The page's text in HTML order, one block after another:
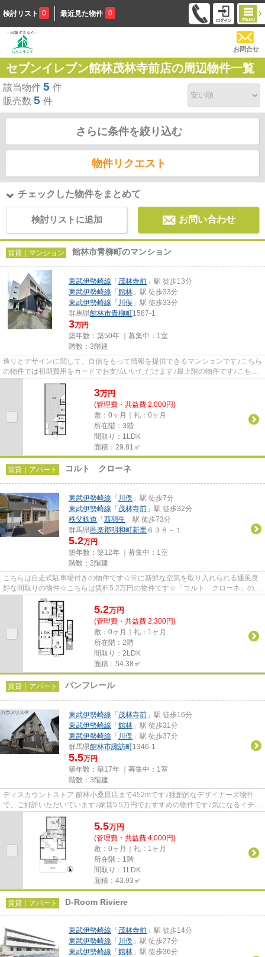
検討リスト 0 最近見た物件 0
お問合せ
セブンイレブン館林茂林寺前店の周辺物件一覧
該当物件 5 件
販売数 5 件
さらに条件を絞り込む
物件リクエスト
チェックした物件をまとめて
検討リストに追加 お問い合わせ
賃貸｜マンション 館林市青柳町のマンション
東武伊勢崎線 「 茂林寺前 」駅 徒歩13分
東武伊勢崎線 「 館林 」駅 徒歩33分
東武伊勢崎線 「 川俣 」駅 徒歩33分
群馬県館林市青柳町1587-1
3万円
築年数：築50年 ｜募集中： 1室
階数：3階建
造りとデザインに関して、自信をもって情報を提供できるマンションです♪こちら
の物件では初期費用をカードでお支払いいただけます♪最上階の物件です♪こちら
の物件は家賃を5万円以下に...
3万円
(管理費・共益費 2,000円)
敷：0ヶ月｜礼：0ヶ月
所在階：3階
間取り：1LDK
面積：29.81㎡
賃貸｜アパート コルト クローネ
東武伊勢崎線 「 川俣 」駅 徒歩7分
東武伊勢崎線 「 茂林寺前 」駅 徒歩32分
秩父鉄道 「 西羽生 」駅 徒歩73分
群馬県邑楽郡明和町新里 ６３８－１
5.2万円
築年数：築12年 ｜募集中： 1室
階数：2階建
こちらは自走式駐車場付きの物件です☆常に新鮮な空気を取り入れられる通風良
好な間取りの物件☆こちらは賃料5.2万円の物件です☆「コルト クローネ」のこ
こがイチオシ☆お客様のご希望の...
5.2万円
(管理費・共益費 2,300円)
敷：0ヶ月｜礼：1ヶ月
所在階：2階
間取り：2LDK
面積：54.38㎡
賃貸｜アパート パンフレール
東武伊勢崎線 「 茂林寺前 」駅 徒歩16分
東武伊勢崎線 「 館林 」駅 徒歩31分
東武伊勢崎線 「 川俣 」駅 徒歩37分
群馬県館林市諏訪町1346-1
5.5万円
築年数：築17年 ｜募集中： 1室
階数：3階建
ディスカウントストア 館林小桑原店まで452mです♪独創的なデザイナーズ物件
で、ご好評いただいています♪家賃5.5万円でおすすめの物件です♪気になるイチオ
シ物件情報：「パンフレール ...
5.5万円
(管理費・共益費 4,000円)
敷：0ヶ月｜礼：1ヶ月
所在階：1階
間取り：1LDK
面積：43.93㎡
賃貸｜アパート D-Room Riviere
東武伊勢崎線 「 茂林寺前 」駅 徒歩14分
東武伊勢崎線 「 川俣 」駅 徒歩27分
東武伊勢崎線 「 館林 」駅 徒歩36分